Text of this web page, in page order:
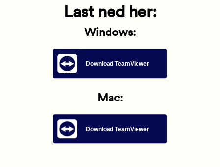
Last ned her:
Windows:
Download TeamViewer
Mac:
Download TeamViewer